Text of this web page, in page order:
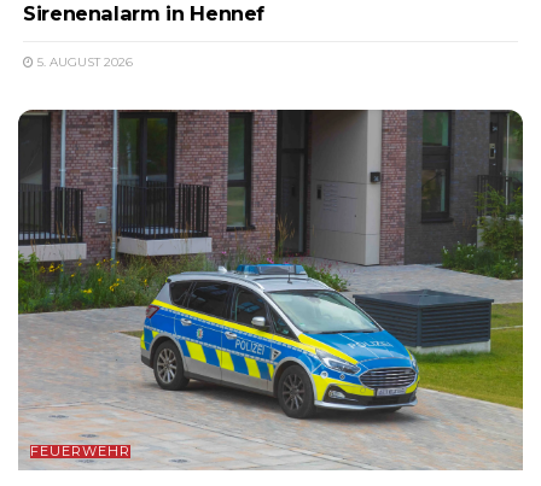
Sirenenalarm in Hennef
5. AUGUST 2026
FEUERWEHR